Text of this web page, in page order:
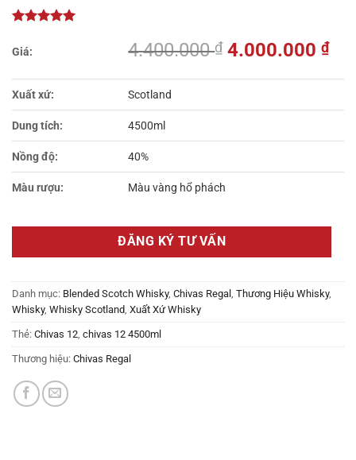
4.400.000₫ Giá
là:
4.400.000 ₫.
4.000.000₫Giá
tại
là:
Xuất xứ: Scotland
Dung tích: 4500ml
Nồng độ: 40%
Màu rượu: Màu vàng hổ phách
ĐĂNG KÝ TƯ VẤN
Danh mục: Blended Scotch Whisky, Chivas Regal Thương Hiệu Whisky,
Whisky, Whisky Scotland Xuất Xứ Whisky
Thẻ: Chivas 12 chivas 12 4500ml
Thương hiệu: Chivas Regal